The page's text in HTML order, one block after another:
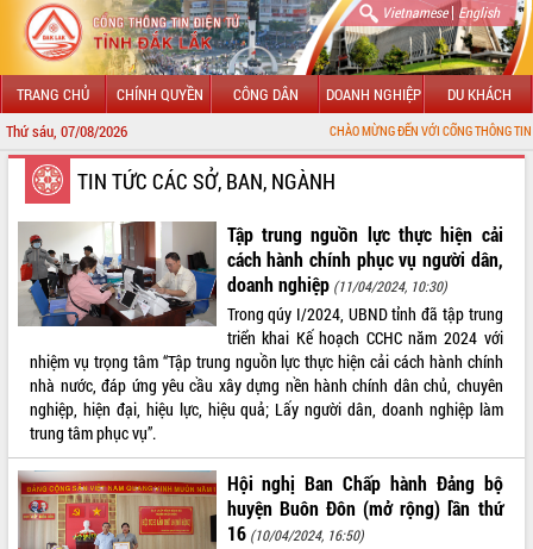
Vietnamese| English
TRANG CHỦ CHÍNH QUYỀN CÔNG DÂN DOANH NGHIỆP DU KHÁCH
Thứ sáu, 07/08/2026 CHÀO MỪNG ĐẾN VỚI CỔNG THÔNG TIN ĐIỆN TỬ TỈNH
GIỚI THIỆU
LÃNH ĐẠO UBND TỈNH
TIN TỨC SỰ KIỆN
SỞ, BAN, NGÀNH
UBND CÁC XÃ, PHƯỜNG
THÔNG TIN CHỈ ĐẠO ĐIỀU HÀNH
HỆ THỐNG VĂN BẢN
VĂN BẢN HĐND TỈNH
TIN TỨC CÁC SỞ, BAN, NGÀNH
Tập trung nguồn lực thực hiện cải
cách hành chính phục vụ người dân,
doanh nghiệp (11/04/2024, 10:30)
Trong qúy I/2024, UBND tỉnh đã tập trung
triển khai Kế hoạch CCHC năm 2024 với
nhiệm vụ trọng tâm “Tập trung nguồn lực thực hiện cải cách hành chính
nhà nước, đáp ứng yêu cầu xây dựng nền hành chính dân chủ, chuyên
nghiệp, hiện đại, hiệu lực, hiệu quả; Lấy người dân, doanh nghiệp làm
trung tâm phục vụ”.
Hội nghị Ban Chấp hành Đảng bộ
huyện Buôn Đôn (mở rộng) lần thứ
16 (10/04/2024, 16:50)